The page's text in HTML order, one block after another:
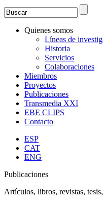
Formulario de
Search
Quienes somos
Líneas de
Historia
Servicios
Colaboraciones
Miembros
Proyectos
Publicaciones
Transmedia XXI
EBE CLIPS
Contacto
ESP
CAT
ENG
Publicaciones
Artículos, libros, revistas,